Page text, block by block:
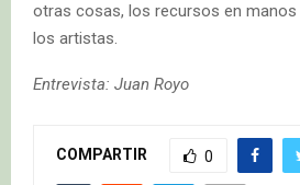
otras cosas, los recursos en
los artistas.
Entrevista: Juan Royo
COMPARTIR 0